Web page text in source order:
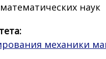
наук
механики